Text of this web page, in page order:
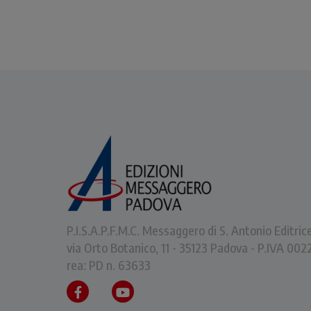
P.I.S.A.P.F.M.C. Messaggero di S. Antonio
via Orto Botanico, 11 - 35123 Padova - P.IVA
rea: PD n. 63633